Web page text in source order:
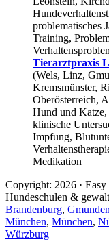
problematisches
Training,
Tierarztpraxis
(Wels, Linz,
Kremsmünster,
Oberösterreich,
Hund und
klinische
Impfung,
Medikation
Copyright: 2026 · Easy
Hundeschulen &
Brandenburg, Gmunden
München, München,
Würzburg